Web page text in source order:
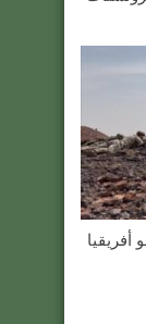
أفريقيا